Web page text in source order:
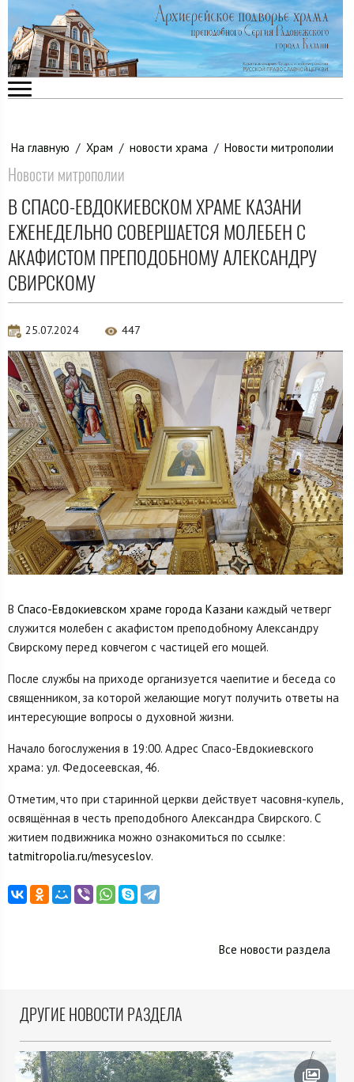
На главную / Храм / новости храма / Новости митрополии
Новости митрополии
В СПАСО-ЕВДОКИЕВСКОМ ХРАМЕ КАЗАНИ
ЕЖЕНЕДЕЛЬНО СОВЕРШАЕТСЯ МОЛЕБЕН С
АКАФИСТОМ ПРЕПОДОБНОМУ АЛЕКСАНДРУ
СВИРСКОМУ
25.07.2024 447
В Спасо-Евдокиевском храме города Казани каждый четверг
служится молебен с акафистом преподобному Александру
Свирскому перед ковчегом с частицей его мощей.
После службы на приходе организуется чаепитие и беседа со
священником, за которой желающие могут получить ответы на
интересующие вопросы о духовной жизни.
Начало богослужения в 19:00. Адрес Спасо-Евдокиевского
храма: ул. Федосеевская, 46.
Отметим, что при старинной церкви действует часовня-купель,
освящённая в честь преподобного Александра Свирского. С
житием подвижника можно ознакомиться по ссылке:
tatmitropolia.ru/mesyceslov.
Все новости раздела
ДРУГИЕ НОВОСТИ РАЗДЕЛА